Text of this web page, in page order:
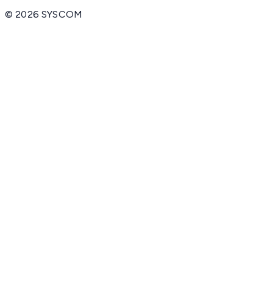
©2026 SYSCOM